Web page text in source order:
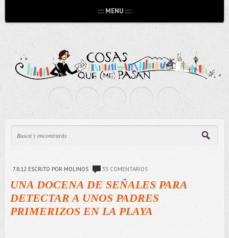
:::: MENU ::::
7.8.12 ESCRITO POR MOLINOS 33 COMENTARIOS
UNA DOCENA DE SEÑALES PARA
DETECTAR A UNOS PADRES
PRIMERIZOS EN LA PLAYA